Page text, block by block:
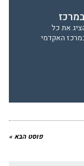
את כל
האקדמי
פוסט הבא »